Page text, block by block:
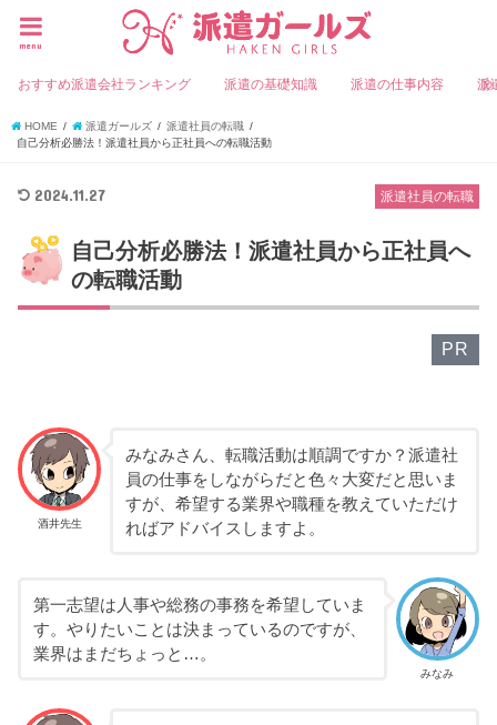
menu
おすすめ派遣会社ランキング 派遣の基礎知識 派遣の仕事内容 派
HOME 派遣ガールズ
派遣社員の転職
自己分析必勝法！派遣社員から正社員への転職活動
派遣社員の転職
2024.11.27
自己分析必勝法！派遣社員から正社員へ
の転職活動
PR
酒井先生
みなみさん、転職活動は順調ですか？派遣社
員の仕事をしながらだと色々大変だと思いま
すが、希望する業界や職種を教えていただけ
ればアドバイスしますよ。
みなみ
第一志望は人事や総務の事務を希望していま
す。やりたいことは決まっているのですが、
業界はまだちょっと…。